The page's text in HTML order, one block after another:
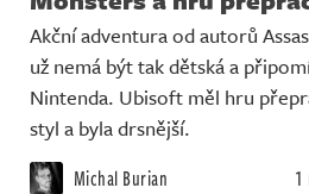
Akční adventura od autorů
už nemá být tak dětská a
Nintenda. Ubisoft měl hru
styl a byla drsnější.
Michal Burian